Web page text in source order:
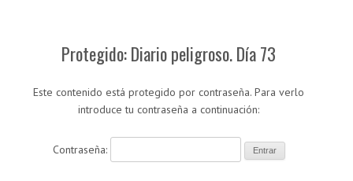
Protegido: Diario peligroso. Día 73
Este contenido está protegido por contraseña. Para verlo
introduce tu contraseña a continuación:
Contraseña: